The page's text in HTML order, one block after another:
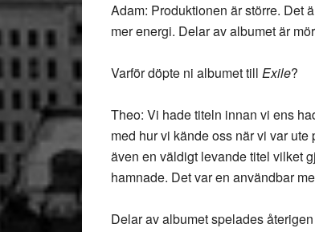
Adam: Produktionen är större. Det
mer energi. Delar av albumet är
Varför döpte ni albumet till Exile?
Theo: Vi hade titeln innan vi ens
med hur vi kände oss när vi var
även en väldigt levande titel vilket
hamnade. Det var en användbar
Delar av albumet spelades